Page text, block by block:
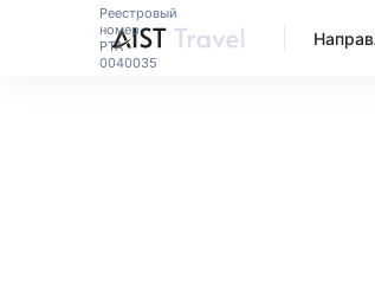
Реестровый
номер
РТА
0040035